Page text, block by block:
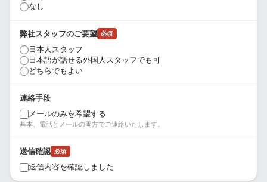
なし
弊社スタッフのご要望 必須
日本人スタッフ
日本語が話せる外国人スタッフでも可
どちらでもよい
連絡手段
メールのみを希望する
基本、電話とメールの両方でご連絡いたします。
送信確認 必須
送信内容を確認しました